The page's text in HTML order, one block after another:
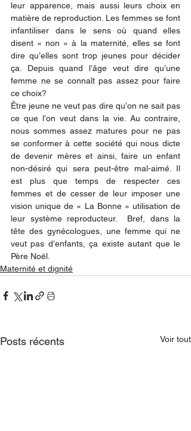
leur apparence, mais aussi leurs choix en
matière de reproduction. Les femmes se font
infantiliser dans le sens où quand elles
disent « non » à la maternité, elles se font
dire qu’elles sont trop jeunes pour décider
ça. Depuis quand l’âge veut dire qu’une
femme ne se connaît pas assez pour faire
ce choix?
Être jeune ne veut pas dire qu’on ne sait pas
ce que l’on veut dans la vie. Au contraire,
nous sommes assez matures pour ne pas
se conformer à cette société qui nous dicte
de devenir mères et ainsi, faire un enfant
non-désiré qui sera peut-être mal-aimé. Il
est plus que temps de respecter ces
femmes et de cesser de leur imposer une
vision unique de « La Bonne » utilisation de
leur système reproducteur.  Bref, dans la
tête des gynécologues, une femme qui ne
veut pas d’enfants, ça existe autant que le
Père Noël.
Maternité et dignité
Posts récents Voir tout